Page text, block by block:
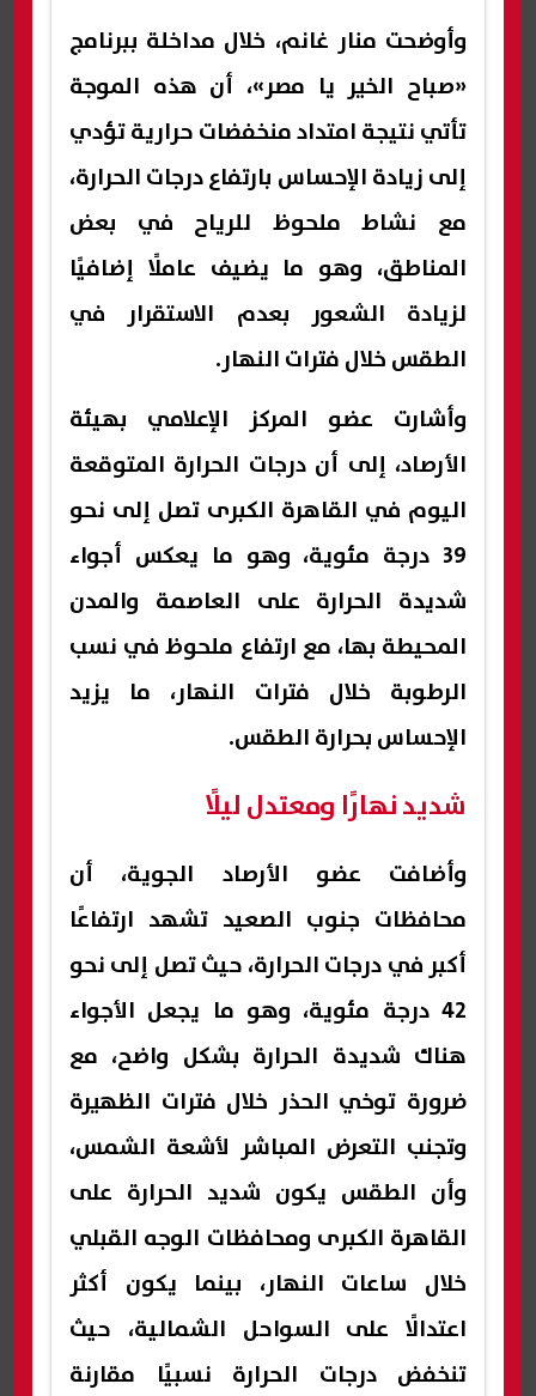
وأوضحت منار غانم، خلال مداخلة ببرنامج
«صباح الخير يا مصر»، أن هذه الموجة
تأتي نتيجة امتداد منخفضات حرارية تؤدي
إلى زيادة الإحساس بارتفاع درجات الحرارة،
مع نشاط ملحوظ للرياح في بعض
المناطق، وهو ما يضيف عاملًا إضافيًا
لزيادة الشعور بعدم الاستقرار في
الطقس خلال فترات النهار.
وأشارت عضو المركز الإعلامي بهيئة
الأرصاد، إلى أن درجات الحرارة المتوقعة
اليوم في القاهرة الكبرى تصل إلى نحو
39 درجة مئوية، وهو ما يعكس أجواء
شديدة الحرارة على العاصمة والمدن
المحيطة بها، مع ارتفاع ملحوظ في نسب
الرطوبة خلال فترات النهار، ما يزيد
الإحساس بحرارة الطقس.
شديد نهارًا ومعتدل ليلًا
وأضافت عضو الأرصاد الجوية، أن
محافظات جنوب الصعيد تشهد ارتفاعًا
أكبر في درجات الحرارة، حيث تصل إلى نحو
42 درجة مئوية، وهو ما يجعل الأجواء
هناك شديدة الحرارة بشكل واضح، مع
ضرورة توخي الحذر خلال فترات الظهيرة
وتجنب التعرض المباشر لأشعة الشمس،
وأن الطقس يكون شديد الحرارة على
القاهرة الكبرى ومحافظات الوجه القبلي
خلال ساعات النهار، بينما يكون أكثر
اعتدالًا على السواحل الشمالية، حيث
تنخفض درجات الحرارة نسبيًا مقارنة